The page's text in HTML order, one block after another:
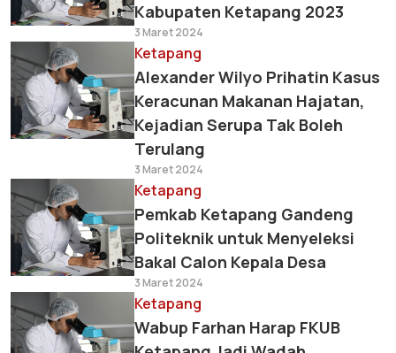
Kabupaten Ketapang 2023
3 Maret 2024
Ketapang
Alexander Wilyo Prihatin Kasus
Keracunan Makanan Hajatan,
Kejadian Serupa Tak Boleh
Terulang
3 Maret 2024
Ketapang
Pemkab Ketapang Gandeng
Politeknik untuk Menyeleksi
Bakal Calon Kepala Desa
3 Maret 2024
Ketapang
Wabup Farhan Harap FKUB